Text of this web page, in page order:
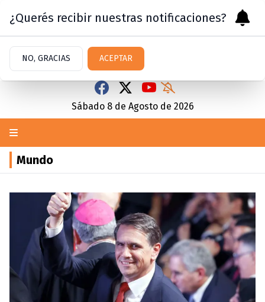
Sábado 8 de Agosto de 2026
Mundo
¿Querés recibir nuestras notificaciones?
NO, GRACIAS ACEPTAR